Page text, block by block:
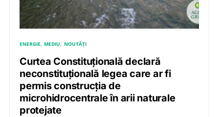
ENERGIE MEDIU NOUTĂȚI
Curtea Constituțională declară
neconstituțională legea care ar fi
permis construcția de
microhidrocentrale în arii naturale
protejate